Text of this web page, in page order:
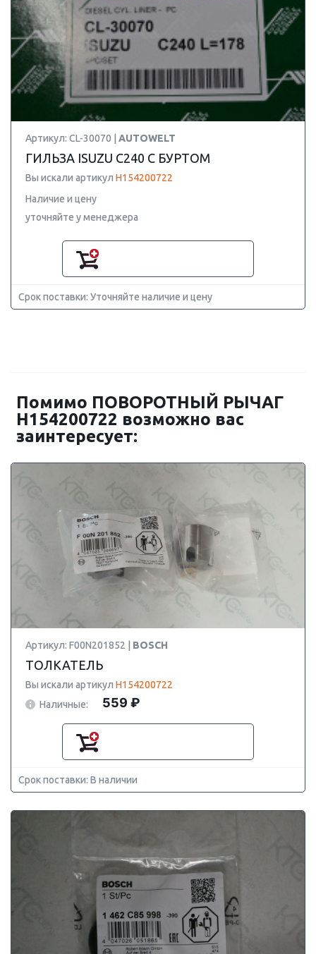
Артикул: CL-30070 | AUTOWELT
ГИЛЬЗА ISUZU C240 С БУРТОМ
Вы искали артикул H154200722
Наличие и цену
уточняйте у менеджера
Срок поставки: Уточняйте наличие и цену
Помимо ПОВОРОТНЫЙ РЫЧАГ
H154200722 возможно вас
заинтересует:
Артикул: F00N201852 | BOSCH
ТОЛКАТЕЛЬ
Вы искали артикул H154200722
Наличные:
559 ₽
Срок поставки: В наличии